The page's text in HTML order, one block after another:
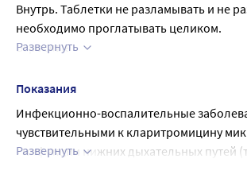
Внутрь. Таблетки не разламывать и не
необходимо проглатывать целиком.
Взрослые
При тяжелых инфекциях дозу
Обычная продолжительность лечения
14 дней.
Исключение составляют внебольничная
Развернуть
Показания
Инфекционно-воспалительные
чувствительными к кларитромицину
• инфекции нижних дыхательных путей
Развернуть